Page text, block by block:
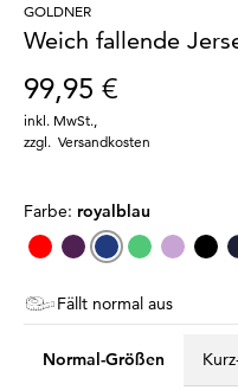
GOLDNER
Weich fallende
99,95 €
inkl. MwSt.
zzgl. Versandkosten
Farbe: royalblau
Fällt normal aus
Normal-Größen